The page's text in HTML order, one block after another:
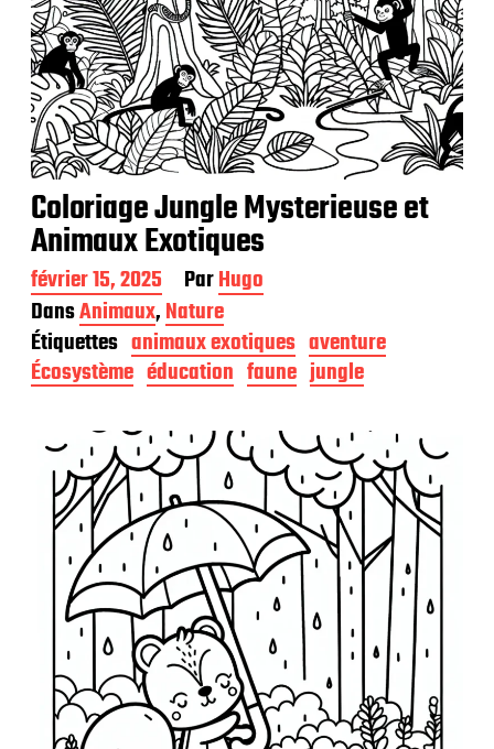
Coloriage Jungle Mysterieuse et
Animaux Exotiques
D
a
t
e
d
e
février 15, 2025 ParHugo
DansAnimaux,Nature
Étiquettes animaux exotiques aventure
Écosystème éducation faune jungle